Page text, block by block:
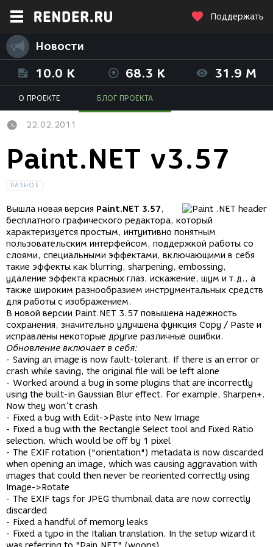
Поддержать
Новости
10.0 K 68.3 K 31.9 M
О ПРОЕКТЕ БЛОГ ПРОЕКТА
22.02.2011
Paint.NET v3.57
РАЗНОЕ
Вышла новая версия Paint.NET 3.57,
бесплатного графического редактора, который
характеризуется простым, интуитивно понятным
пользовательским интерфейсом, поддержкой работы со
слоями, специальными эффектами, включающими в себя
такие эффекты как blurring, sharpening, embossing,
удаление эффекта красных глаз, искажение, шум и т.д., а
также широким разнообразием инструментальных средств
для работы с изображением.
В новой версии Paint.NET 3.57 повышена надежность
сохранения, значительно улучшена функция Copy / Paste и
исправлены некоторые другие различные ошибки.
Обновление включает в себя:
- Saving an image is now fault-tolerant. If there is an error or
crash while saving, the original file will be left alone
- Worked around a bug in some plugins that are incorrectly
using the built-in Gaussian Blur effect. For example, Sharpen+.
Now they won’t crash
- Fixed a bug with Edit->Paste into New Image
- Fixed a bug with the Rectangle Select tool and Fixed Ratio
selection, which would be off by 1 pixel
- The EXIF rotation ("orientation") metadata is now discarded
when opening an image, which was causing aggravation with
images that could then never be reoriented correctly using
Image->Rotate
- The EXIF tags for JPEG thumbnail data are now correctly
discarded
- Fixed a handful of memory leaks
- Fixed a typo in the Italian translation. In the setup wizard it